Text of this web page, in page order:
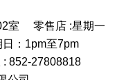
室 零售店 :星期一
：1pm至7pm
: 852-27808818